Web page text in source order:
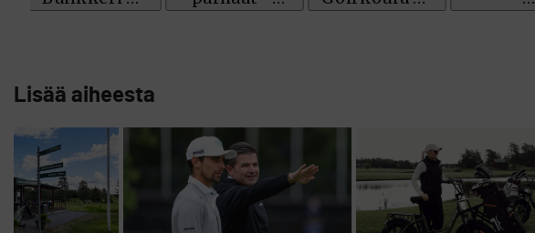
Lisää aiheesta